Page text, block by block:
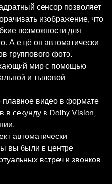
сенсор позволяет
изображение, что
возможности для
А ещё он автоматически
группового фото.
мир с помощью
и тыловой
видео в формате
в секунду в Dolby Vision,
автоматически
вы были в центре
встреч и звонков